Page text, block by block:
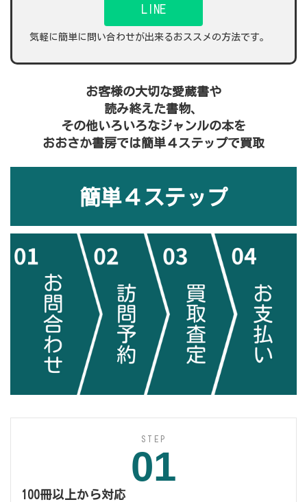
LINE
気軽に簡単に問い合わせが出来るおススメの方法です。
お客様の大切な愛蔵書や
読み終えた書物、
その他いろいろなジャンルの本を
おおさか書房では簡単４ステップで買取
簡単４ステップ
STEP
01
100冊以上から対応